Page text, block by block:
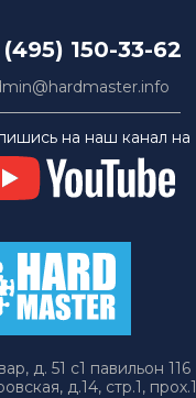
(495) 150-33-62
на наш канал на
д. 51 с1 павильон 116
д.14, стр.1, прох.1